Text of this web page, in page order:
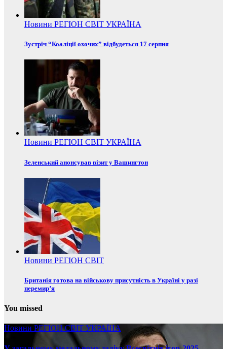
Новини РЕГІОН СВІТ УКРАЇНА
Зустріч “Коаліції охочих” відбудеться 17 серпня
Новини РЕГІОН СВІТ УКРАЇНА
Зеленський анонсував візит у Вашингтон
Новини РЕГІОН СВІТ
Британія готова на військову присутність в Україні у разі
перемир’я
You missed
Новини РЕГІОНСВІТ УКРАЇНА